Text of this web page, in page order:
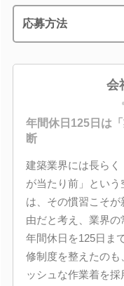
応募方法
会
年間休日125日は
断
建築業界には長ら
が当たり前」という
は、その慣習こそ
由だと考え、業界の
年間休日を125日ま
修制度を整えたのも
ッシュな作業着を